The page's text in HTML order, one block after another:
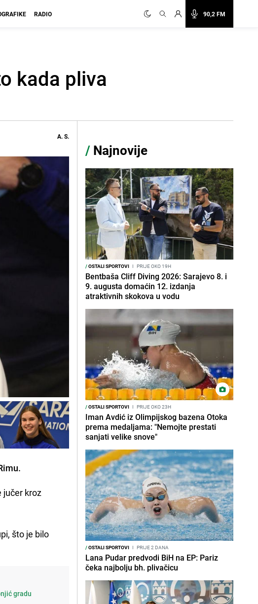
90,2 FM
RADIO
kada pliva
A. S.
jučer kroz
što je bilo
gradu
/ Najnovije
/OSTALI SPORTOVI I PRIJE OKO 19H
Bentbaša Cliff Diving 2026: Sarajevo 8. i
9. augusta domaćin 12. izdanja
atraktivnih skokova u vodu
/OSTALI SPORTOVI I PRIJE OKO 23H
Iman Avdić iz Olimpijskog bazena Otoka
prema medaljama: "Nemojte prestati
sanjati velike snove"
/OSTALI SPORTOVI I PRIJE 2 DANA
Lana Pudar predvodi BiH na EP: Pariz
čeka najbolju bh. plivačicu